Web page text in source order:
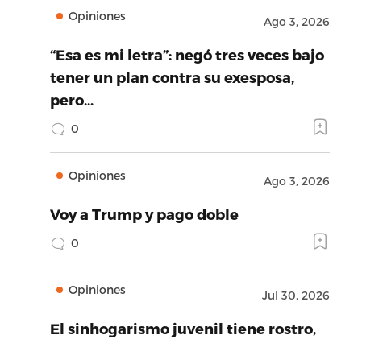
Opiniones Ago 3, 2026
“Esa es mi letra”: negó tres veces bajo
tener un plan contra su exesposa,
pero…
0
Opiniones Ago 3, 2026
Voy a Trump y pago doble
0
Opiniones Jul 30, 2026
El sinhogarismo juvenil tiene rostro,